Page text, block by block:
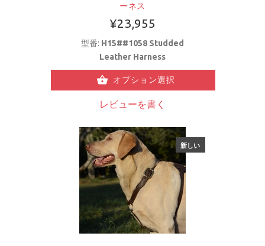
ーネス
¥23,955
型番: H15##1058 Studded
Leather Harness
オプション選択
レビューを書く
新しい